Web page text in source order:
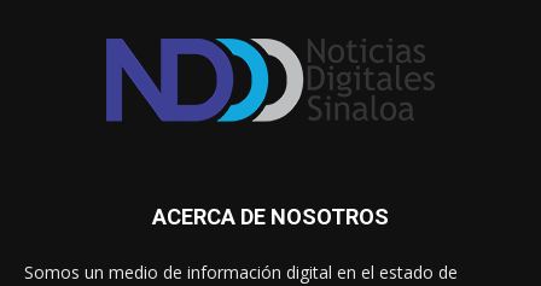
ACERCA DE NOSOTROS
Somos un medio de información digital en el estado de